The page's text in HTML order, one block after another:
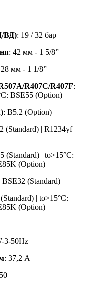
ВД): 19 / 32 бар
: 42 мм - 1 5/8”
28 мм - 1 1/8”
R407C/R407F:
BSE55 (Option)
: B5.2 (Option)
(Standard) | R1234yf
(Standard) | to>15°C:
(Option)
BSE32 (Standard)
| to>15°C:
(Option)
3-50Hz
: 37,2 A